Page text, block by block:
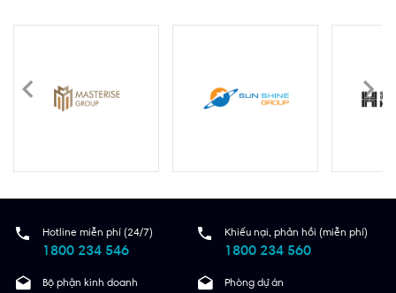
Hotline miễn phí (24/7)
1800 234 546
Khiếu nại, phản hồi (miễn phí)
1800 234 560
Bộ phận kinh doanh Phòng dự án